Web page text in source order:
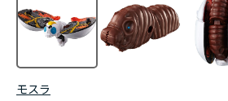
モスラ